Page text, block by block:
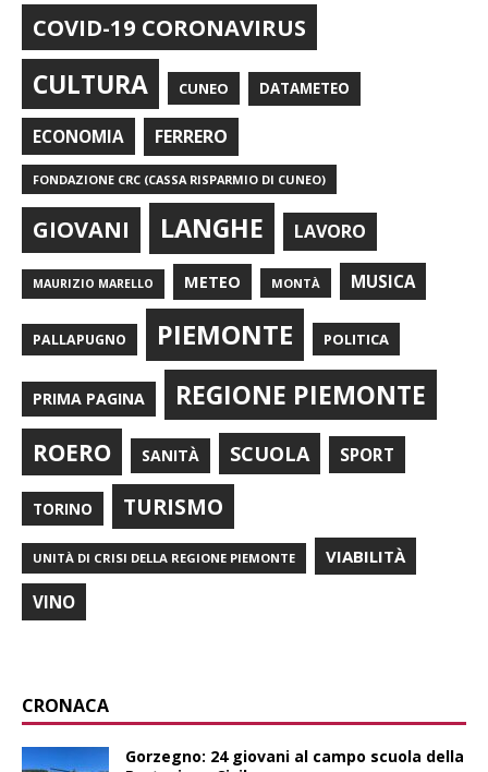
COVID-19 CORONAVIRUS
CULTURA CUNEO DATAMETEO
ECONOMIA FERRERO
FONDAZIONE CRC (CASSA RISPARMIO DI CUNEO)
GIOVANI LANGHE LAVORO
MAURIZIO MARELLO METEO MONTÀ MUSICA
PALLAPUGNO PIEMONTE POLITICA
PRIMA PAGINA REGIONE PIEMONTE
ROERO SANITÀ SCUOLA SPORT
TORINO TURISMO
UNITÀ DI CRISI DELLA REGIONE PIEMONTE VIABILITÀ
VINO
CRONACA
Gorzegno: 24 giovani al campo scuola della